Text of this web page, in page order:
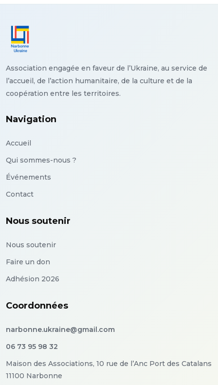
Association engagée en faveur de l’Ukraine, au service de
l’accueil, de l’action humanitaire, de la culture et de la
coopération entre les territoires.
Navigation
Accueil
Qui sommes-nous ?
Événements
Contact
Nous soutenir
Nous soutenir
Faire un don
Adhésion 2026
Coordonnées
narbonne.ukraine@gmail.com
06 73 95 98 32
Maison des Associations, 10 rue de l’Anc Port des Catalans
11100 Narbonne